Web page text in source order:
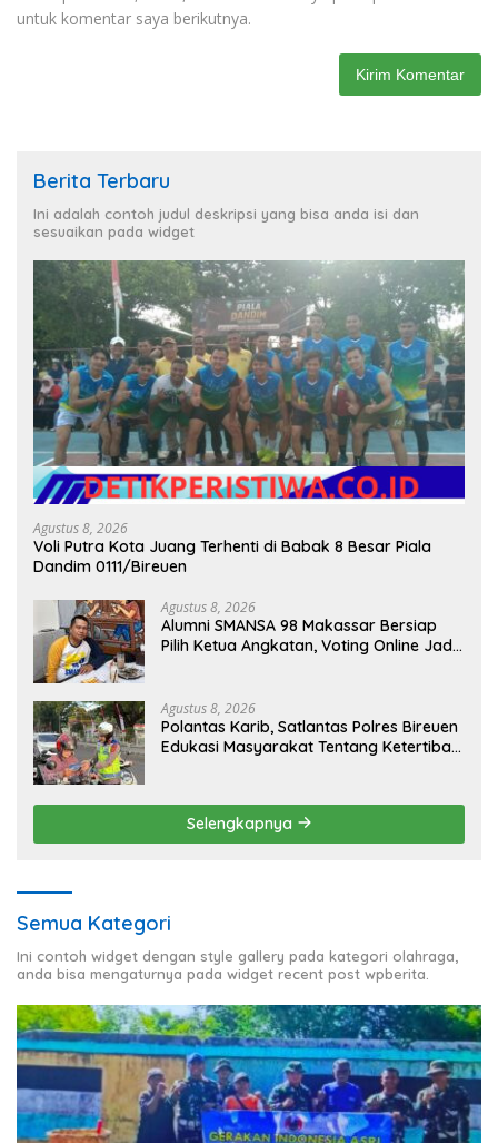
untuk komentar saya berikutnya.
Berita Terbaru
Ini adalah contoh judul deskripsi yang bisa anda isi dan
sesuaikan pada widget
Agustus 8, 2026
Voli Putra Kota Juang Terhenti di Babak 8 Besar Piala
Dandim 0111/Bireuen
Agustus 8, 2026
Alumni SMANSA 98 Makassar Bersiap
Pilih Ketua Angkatan, Voting Online Jadi
Agustus 8, 2026
Polantas Karib, Satlantas Polres Bireuen
Edukasi Masyarakat Tentang Ketertiban
Selengkapnya
Semua Kategori
Ini contoh widget dengan style gallery pada kategori olahraga,
anda bisa mengaturnya pada widget recent post wpberita.